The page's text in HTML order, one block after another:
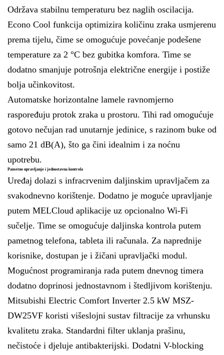
Održava stabilnu temperaturu bez naglih oscilacija.
Econo Cool funkcija optimizira količinu zraka usmjerenu
prema tijelu, čime se omogućuje povećanje podešene
temperature za 2 °C bez gubitka komfora. Time se
dodatno smanjuje potrošnja električne energije i postiže
bolja učinkovitost.
Automatske horizontalne lamele ravnomjerno
raspoređuju protok zraka u prostoru. Tihi rad omogućuje
gotovo nečujan rad unutarnje jedinice, s razinom buke od
samo 21 dB(A), što ga čini idealnim i za noćnu
upotrebu.
Pametno upravljanje i jednostavna kontrola
Uređaj dolazi s infracrvenim daljinskim upravljačem za
svakodnevno korištenje. Dodatno je moguće upravljanje
putem MELCloud aplikacije uz opcionalno Wi-Fi
sučelje. Time se omogućuje daljinska kontrola putem
pametnog telefona, tableta ili računala. Za naprednije
korisnike, dostupan je i žičani upravljački modul.
Mogućnost programiranja rada putem dnevnog timera
dodatno doprinosi jednostavnom i štedljivom korištenju.
Mitsubishi Electric Comfort Inverter 2.5 kW MSZ-
DW25VF koristi višeslojni sustav filtracije za vrhunsku
kvalitetu zraka. Standardni filter uklanja prašinu,
nečistoće i djeluje antibakterijski. Dodatni V-blocking